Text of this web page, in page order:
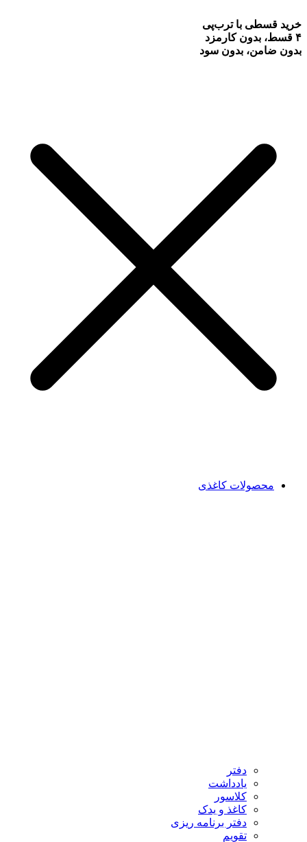
خرید قسطی با ترب‌پی
۴ قسط، بدون کارمزد
بدون ضامن، بدون سود
محصولات کاغذی
دفتر
یادداشت
کلاسور
کاغذ و یدک
دفتر برنامه ریزی
تقویم